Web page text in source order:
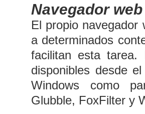
Navegador web
El propio navegador
a determinados
facilitan esta tarea.
disponibles desde
Windows como
Glubble, FoxFilter y